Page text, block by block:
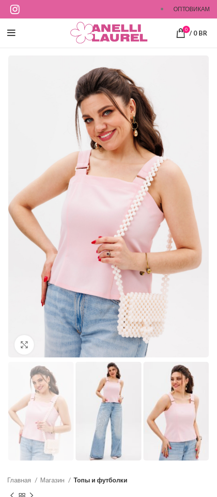
ОПТОВИКАМ
0 / 0 BR
Нажмите, чтобы увеличить изображение
Главная Магазин Топы и футболки